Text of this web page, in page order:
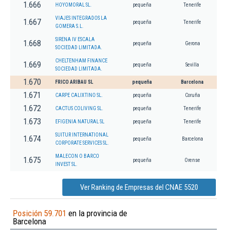
1.666 HOYOMORAL SL. pequeña Tenerife
1.667
VIAJES INTEGRADOS LA
GOMERA S.L.
pequeña Tenerife
1.668
SIRENA IV ESCALA
SOCIEDAD LIMITADA.
pequeña Gerona
1.669
CHELTENHAM FINANCE
SOCIEDAD LIMITADA.
pequeña Sevilla
1.670 FRICO ARIBAU SL pequeña Barcelona
1.671 CARPE CALIXTINO SL. pequeña Coruña
1.672 CACTUS COLIVING SL. pequeña Tenerife
1.673 EFIGENIA NATURAL SL pequeña Tenerife
1.674
SUITUR INTERNATIONAL
CORPORATE SERVICES SL.
pequeña Barcelona
1.675
MALECON O BARCO
INVEST SL.
pequeña Orense
Ver Ranking de Empresas del CNAE 5520
Posición 59.701 en la provincia de
Barcelona